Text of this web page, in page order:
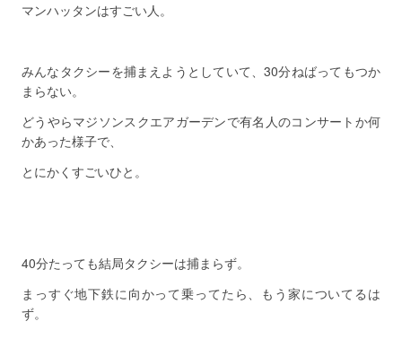
マンハッタンはすごい人。
みんなタクシーを捕まえようとしていて、30分ねばってもつか
まらない。
どうやらマジソンスクエアガーデンで有名人のコンサートか何
かあった様子で、
とにかくすごいひと。
40分たっても結局タクシーは捕まらず。
まっすぐ地下鉄に向かって乗ってたら、もう家についてるは
ず。